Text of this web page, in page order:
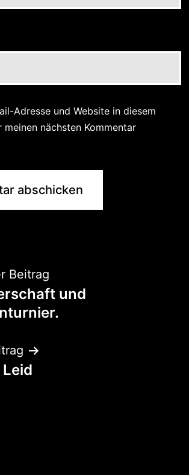
Adresse und Website in diesem
meinen nächsten Kommentar
Beitrag
und